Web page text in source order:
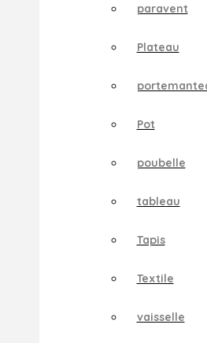
paravent
Plateau
Pot
poubelle
tableau
Tapis
Textile
vaisselle